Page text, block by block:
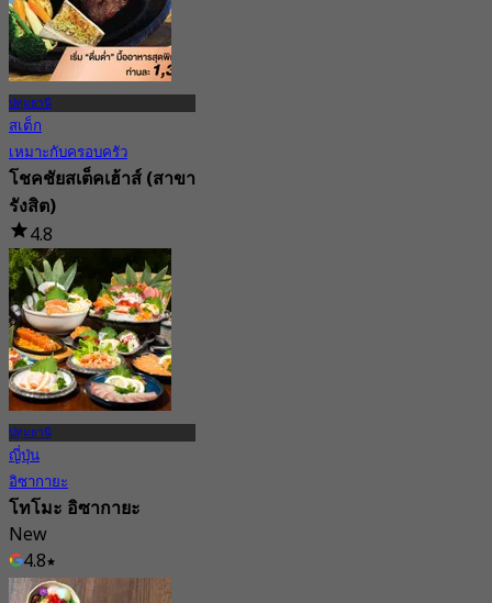
ปทุมธานี
สเต็ก
เหมาะกับครอบครัว
โชคชัยสเต็คเฮ้าส์ (สาขา
รังสิต)
4.8
146 การจอง
จาก฿ 1,300
ปทุมธานี
ญี่ปุ่น
อิซากายะ
โทโมะ อิซากายะ
New
4.8
จาก฿ 397.5